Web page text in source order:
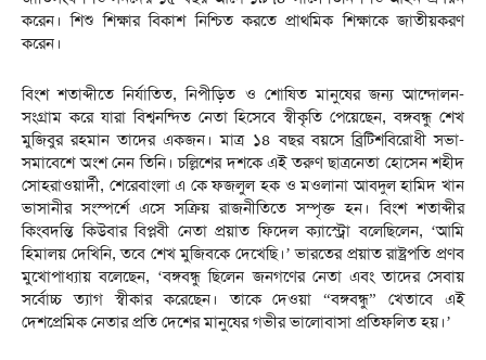
করেন। শিশু শিক্ষার বিকাশ নিশ্চিত করতে প্রাথমিক শিক্ষাকে জাতীয়করণ
করেন।
বিংশ শতাব্দীতে নির্যাতিত, নিপীড়িত ও শোষিত মানুষের জন্য আন্দোলন-
সংগ্রাম করে যারা বিশ্বনন্দিত নেতা হিসেবে স্বীকৃতি পেয়েছেন, বঙ্গবন্ধু শেখ
মুজিবুর রহমান তাদের একজন। মাত্র ১৪ বছর বয়সে ব্রিটিশবিরোধী সভা-
সমাবেশে অংশ নেন তিনি। চল্লিশের দশকে এই তরুণ ছাত্রনেতা হোসেন শহীদ
সোহরাওয়ার্দী, শেরেবাংলা এ কে ফজলুল হক ও মওলানা আবদুল হামিদ খান
ভাসানীর সংস্পর্শে এসে সক্রিয় রাজনীতিতে সম্পৃক্ত হন। বিংশ শতাব্দীর
কিংবদন্তি কিউবার বিপ্লবী নেতা প্রয়াত ফিদেল ক্যাস্ট্রো বলেছিলেন, ‘আমি
হিমালয় দেখিনি, তবে শেখ মুজিবকে দেখেছি।’ ভারতের প্রয়াত রাষ্ট্রপতি প্রণব
মুখোপাধ্যায় বলেছেন, ‘বঙ্গবন্ধু ছিলেন জনগণের নেতা এবং তাদের সেবায়
সর্বোচ্চ ত্যাগ স্বীকার করেছেন। তাকে দেওয়া “বঙ্গবন্ধু” খেতাবে এই
দেশপ্রেমিক নেতার প্রতি দেশের মানুষের গভীর ভালোবাসা প্রতিফলিত হয়।’